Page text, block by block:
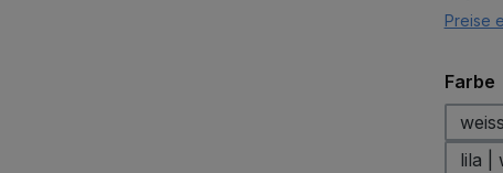
Preise
Farbe
lila |